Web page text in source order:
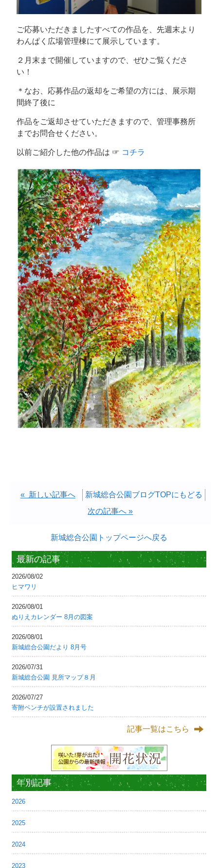
ご応募いただきましたすべての作品を、先週末より
わんぱく広場管理棟にて展示しています。
２月末まで開催していますので、ぜひご覧くださ
い！
＊なお、応募作品の返却をご希望の方には、展示期
間終了後に
作品をご返却させていただきますので、管理事務所
までお問合せください。
以前ご紹介した他の作品は ☞ コチラ
« 新しい記事へ
新城総合公園ブログTOPにもどる
次の記事へ »
新城総合公園トップページへ戻る
最新の記事
2026/08/02
ヒマワリ
2026/08/01
ぬりえカレンダー 8月の図案
2026/08/01
新城総合公園だより 8月号
2026/07/31
新城総合公園 見所マップ８月
2026/07/27
寄附ベンチが設置されました
記事一覧はこちら
年別記事
2026
2025
2024
2023